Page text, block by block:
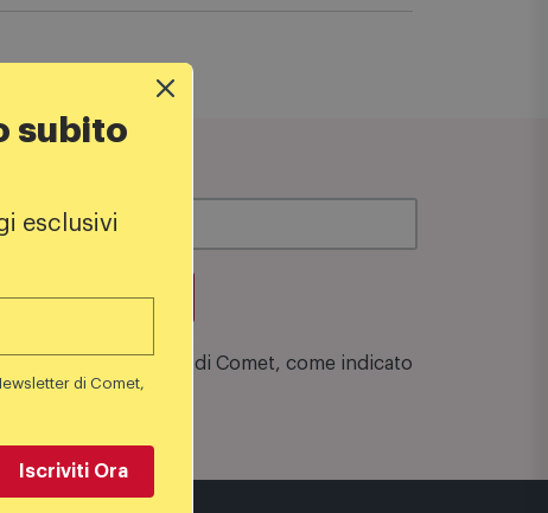
alla Newsletter di Comet, come indicato
subito
esclusivi
di Comet,
Iscriviti Ora